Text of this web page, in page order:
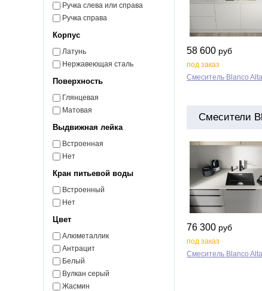
Ручка слева или справа
Ручка справа
Корпус
Латунь
Нержавеющая сталь
Поверхность
Глянцевая
Матовая
Выдвижная лейка
Встроенная
Нет
Кран питьевой воды
Встроенный
Нет
Цвет
Алюметаллик
Антрацит
Белый
Вулкан серый
Жасмин
58 600 руб
под заказ
Смеситель Blanco Alta
Смесители
76 300 руб
под заказ
Смеситель Blanco